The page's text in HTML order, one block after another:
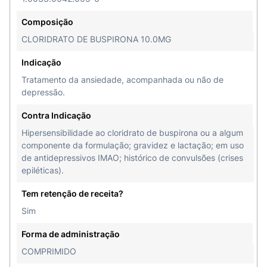
componentes que auxiliam na estabilidade,
absorção e eficácia do medicamento. A
composição completa pode incluir substâncias
farmacêuticos necessários para a formulação.
Sempre se atente à esses componentes para
intolerância a algum deles.
Como tomar Ansitec corretamente?
água, seguindo rigorosamente a dose e os
horários indicados pelo médico. Geralmente, o
tratamento é iniciado com doses menores, que
podem ser ajustadas gradualmente conforme a
resposta clínica.
Composição
CLORIDRATO DE BUSPIRONA 10.0MG
Indicação
Tratamento da ansiedade, acompanhada ou não de
depressão.
Contra Indicação
Hipersensibilidade ao cloridrato de buspirona ou a algum
componente da formulação; gravidez e lactação; em uso
de antidepressivos IMAO; histórico de convulsões (crises
epiléticas).
Tem retenção de receita?
Sim
Forma de administração
COMPRIMIDO